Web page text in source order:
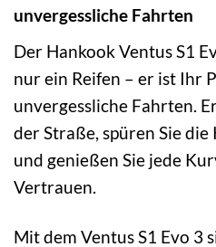
unvergessliche Fahrten
Der Hankook Ventus S1
nur ein Reifen – er ist Ihr
unvergessliche Fahrten.
der Straße, spüren Sie
und genießen Sie jede
Vertrauen.
Mit dem Ventus S1 Evo 3